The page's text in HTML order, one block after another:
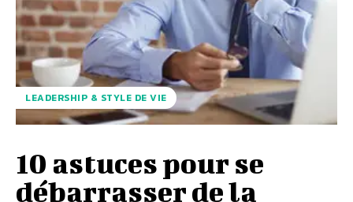
LEADERSHIP & STYLE DE VIE
10 astuces pour se
débarrasser de la